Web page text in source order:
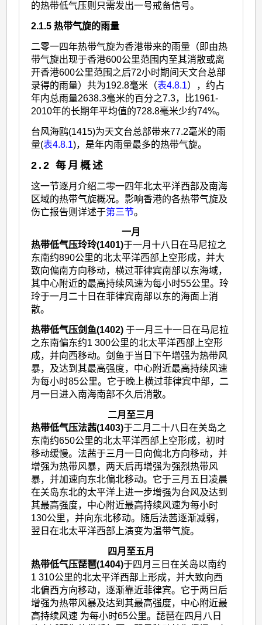
的热带低气压则只需发出一号戒备信号。
2.1.5 热带气旋的雨量
二零一四年热带气旋为香港带来的雨量（即由热
带气旋出现于香港600公里范围内至其消散或离
开香港600公里范围之后72小时期间天文台总部
录得的雨量）共为192.8毫米（表4.8.1），约占
年内总雨量2638.3毫米的百分之7.3，比1961-
2010年的长期年平均值的728.8毫米少约74%。
台风海鸥(1415)为天文台总部带来77.2毫米的雨
量(表4.8.1)，是年内雨量最多的热带气旋。
2.2 每月概述
这一节逐月介绍二零一四年北太平洋西部及南海
区域的热带气旋概况。影响香港的各热带气旋及
伤亡报告则详述于第三节。
一月
热带低气压玲玲(1401)于一月十八日在马尼拉之
东南约890公里的北太平洋西部上空形成，并大
致向偏南方向移动，横过菲律宾南部以东海域，
其中心附近的最高持续风速为每小时55公里。玲
玲于一月二十日在菲律宾南部以东的海面上消
散。
热带低气压剑鱼(1402) 于一月三十一日在马尼拉
之东南偏东约1 300公里的北太平洋西部上空形
成，并向西移动。剑鱼于当日下午增强为热带风
暴，及达到其最高强度，中心附近最高持续风速
为每小时85公里。它于晚上横过菲律宾中部，二
月一日进入南海南部不久后消散。
二月至三月
热带低气压法茜(1403)于二月二十八日在关岛之
东南约650公里的北太平洋西部上空形成，初时
移动缓慢。法茜于三月一日向偏北方向移动，并
增强为热带风暴，两天后再增强为强烈热带风
暴，并加速向东北偏北移动。它于三月五日凌晨
在关岛东北的太平洋上进一步增强为台风及达到
其最高强度，中心附近最高持续风速为每小时
130公里，并向东北移动。随后法茜逐渐减弱，
翌日在北太平洋西部上演变为温带气旋。
四月至五月
热带低气压琵琶(1404)于四月三日在关岛以南约
1 310公里的北太平洋西部上形成，并大致向西
北偏西方向移动，逐渐靠近菲律宾。它于两日后
增强为热带风暴及达到其最高强度，中心附近最
高持续风速 为每小时65公里。琵琶在四月八日